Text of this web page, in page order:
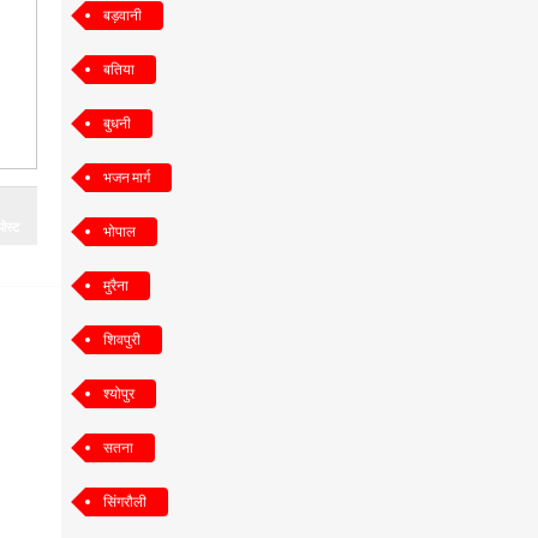
बड़वानी
बतिया
बुधनी
भजन मार्ग
भोपाल
मुरैना
शिवपुरी
श्योपुर
सतना
सिंगरौली